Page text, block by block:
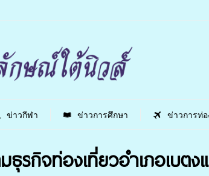
ข่าวกีฬา ข่าวการศึกษา ข่าวการท่อ
กิจท่องเที่ยวอำเภอเบตง